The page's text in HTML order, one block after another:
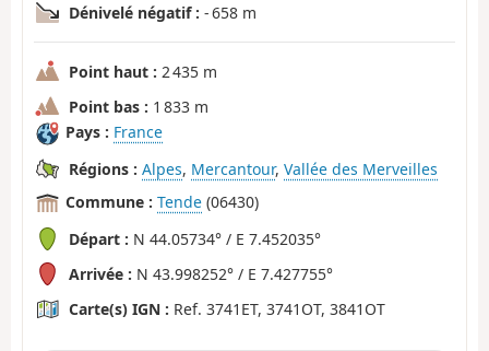
Dénivelé négatif : - 658 m
Point haut : 2 435 m
Point bas : 1 833 m
Pays : France
Régions : Alpes, Mercantour, Vallée des Merveilles
Commune : Tende (06430)
Départ : N 44.05734° / E 7.452035°
Arrivée : N 43.998252° / E 7.427755°
Carte(s) IGN : Ref. 3741ET, 3741OT, 3841OT